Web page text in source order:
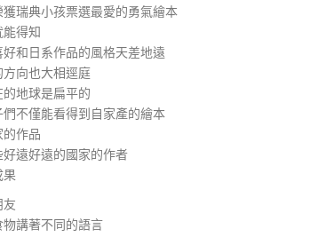
獲瑞典小孩票選最愛的勇氣繪本
得知
和日系作品的風格天差地遠
向也大相逕庭
地球是扁平的
不僅能看得到自家產的繪本
作品
遠好遠的國家的作者
果
友
物講著不同的語言